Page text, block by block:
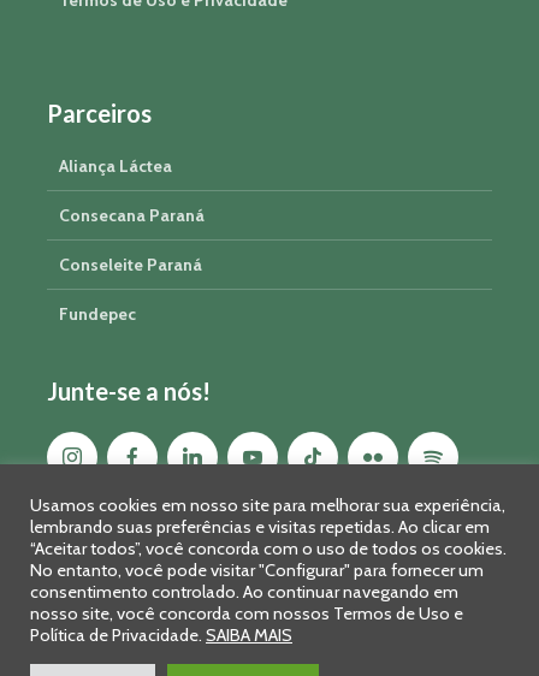
Parceiros
Aliança Láctea
Consecana Paraná
Conseleite Paraná
Fundepec
Junte-se a nós!
Sistema FAEP/SENAR-PR © 2026 · R. Marechal Deodoro, 450, 14º
Usamos cookies em nosso site para melhorar sua experiência,
lembrando suas preferências e visitas repetidas. Ao clicar em
“Aceitar todos”, você concorda com o uso de todos os cookies.
No entanto, você pode visitar "Configurar" para fornecer um
consentimento controlado. Ao continuar navegando em
nosso site, você concorda com nossos Termos de Uso e
Política de Privacidade. SAIBA MAIS